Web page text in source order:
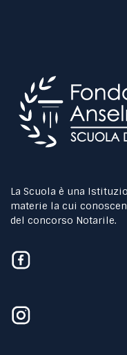
La Scuola è una
materie la cui
del concorso Notarile.